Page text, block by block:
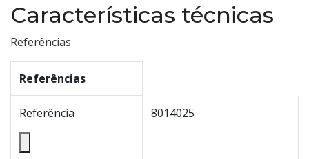
Características técnicas
Referências
Referências
Referência 8014025